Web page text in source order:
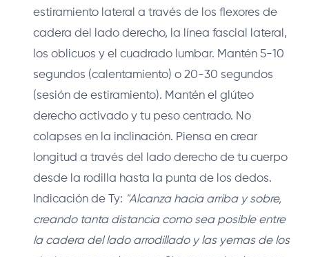
estiramiento lateral a través de los flexores de
cadera del lado derecho, la línea fascial lateral,
los oblicuos y el cuadrado lumbar. Mantén 5-10
segundos (calentamiento) o 20-30 segundos
(sesión de estiramiento). Mantén el glúteo
derecho activado y tu peso centrado. No
colapses en la inclinación. Piensa en crear
longitud a través del lado derecho de tu cuerpo
desde la rodilla hasta la punta de los dedos.
Indicación de Ty: "Alcanza hacia arriba y sobre,
creando tanta distancia como sea posible entre
la cadera del lado arrodillado y las yemas de los